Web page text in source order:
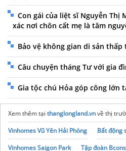
Con gái của liệt sĩ Nguyễn Thị
xác nơi chôn cất mẹ là tâm
Bảo vệ không gian di sản
Câu chuyện tháng Tư với gia
Gia tộc chú Hỏa góp công lớn
Xem thêm tại thanglongland.vnvề thị
Vinhomes Vũ Yên Hải Phòng
Bất động
Vinhomes Saigon Park
Tập đoàn